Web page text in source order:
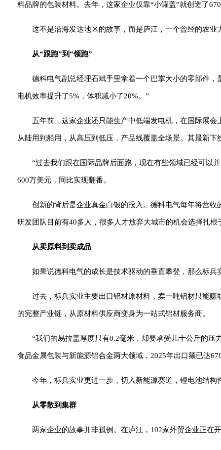
料品牌的包装材料。去年，这家企业仅靠“小罐盖”就创造了
这不是沿海发达地区的故事，而是庐江，一个曾经的农
从“跟跑”到“领跑”
德科电气副总经理石斌手里拿着一个巴掌大小的零部件
电机效率提升了5%，体积减小了20%。”
五年前，这家企业还只能生产中低端发电机，在国际展
从陆用到船用，从高压到低压，产品线覆盖全场景。其最新
“过去我们跟在国际品牌后面跑，现在有些领域已经可以
600万美元，同比实现翻番。
创新的背后是企业真金白银的投入。德科电气每年将营
研发团队目前有40多人，很多人才放弃大城市的机会选择扎根
从卖原料到卖成品
如果说德科电气的成长是技术驱动的垂直攀登，那么标
过去，标兵实业主要出口铝材原材料，卖一吨铝材只能
的完整产业链，从原材料供应商变身为一站式铝材服务商。
“我们的易拉盖厚度只有0.2毫米，却要承受几十公斤的
食品金属包装与新能源铝合金两大领域，2025年出口额已达
今年，标兵实业更进一步，切入新能源赛道，锂电池结
从零散到集群
两家企业的故事并非孤例。在庐江，102家外贸企业正在